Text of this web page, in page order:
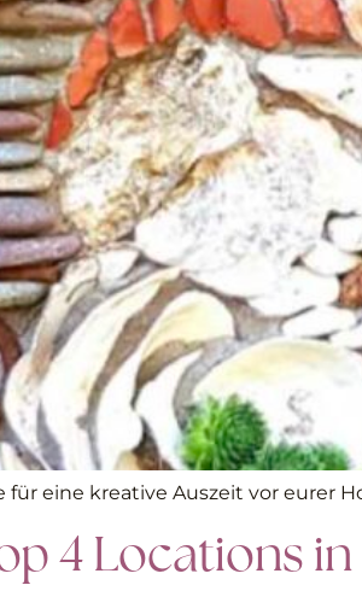
für eine kreative Auszeit vor eurer
4 Locations